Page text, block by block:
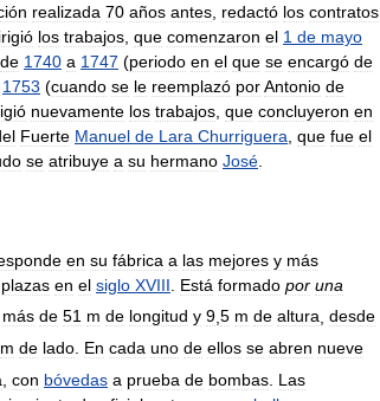
realizada 70 años antes redactó los contratos
los trabajos que comenzaron el 1 de mayo
de 1740 a 1747 (periodo en el que se encargó de
1753 (cuando se le reemplazó porAntonio de
nuevamente los trabajos que concluyeron en
Fuerte Manuel de Lara Churriguera que fue el
se atribuye a su hermano José
en su fábrica a las mejores y más
plazas en el siglo XVIII Está formado por una
más de 51 m de longitud y 9 5 m de altura desde
m de lado En cada uno de ellos se abren nueve
con bóvedas a prueba de bombas Las